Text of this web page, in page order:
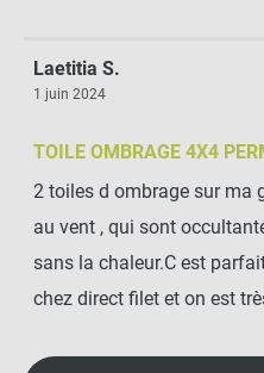
Laetitia S.
1 juin 2024
TOILE OMBRAGE 4X4
2 toiles d ombrage sur ma
au vent , qui sont
sans la chaleur.C est
chez direct filet et on est